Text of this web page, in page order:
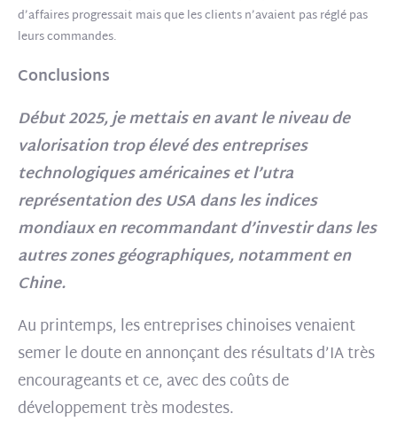
d’affaires progressait mais que les clients n’avaient pas réglé pas
leurs commandes.
Conclusions
Début 2025, je mettais en avant le niveau de
valorisation trop élevé des entreprises
technologiques américaines et l’utra
représentation des USA dans les indices
mondiauxen recommandant d’investir dans les
autres zones géographiques, notamment en
Chine.
Au printemps, les entreprises chinoises venaient
semer le doute en annonçant des résultats d’IA très
encourageants et ce, avec des coûts de
développement très modestes.